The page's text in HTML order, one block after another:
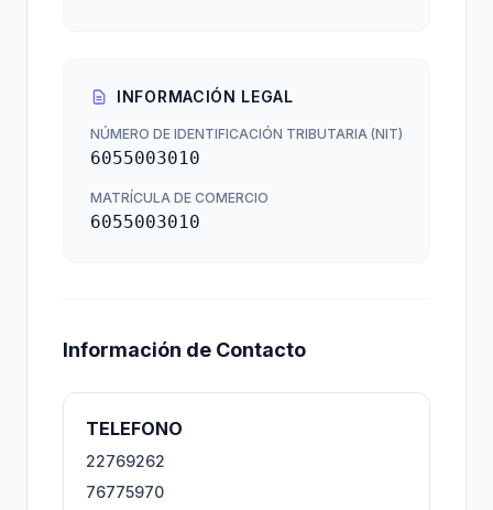
INFORMACIÓN LEGAL
NÚMERO DE IDENTIFICACIÓN TRIBUTARIA (NIT)
6055003010
MATRÍCULA DE COMERCIO
6055003010
Información de Contacto
TELEFONO
22769262
76775970